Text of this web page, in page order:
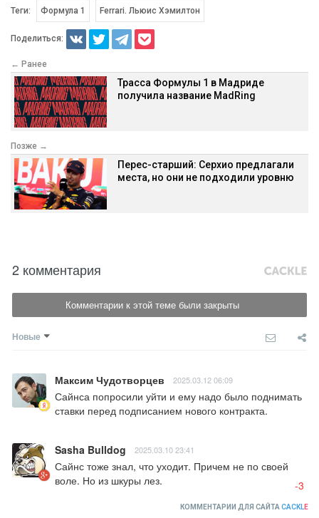
Теги: Формула 1 Ferrari. Льюис Хэмилтон
Поделиться:
← Ранее
Трасса Формулы 1 в Мадриде
получила название MadRing
Позже →
Перес-старший: Серхио предлагали
места, но они не подходили уровню
2 комментария
Комментарии к этой теме были закрыты
Новые
Максим Чудотворцев 2025.03.12 06:09
Сайнса попросили уйти и ему надо было поднимать
ставки перед подписанием нового контракта.
Sasha Bulldog 2025.03.10 23:41
Сайнс тоже знал, что уходит. Причем не по своей
воле. Но из шкуры лез.
-3
КОММЕНТАРИИ ДЛЯ САЙТАCACKLE